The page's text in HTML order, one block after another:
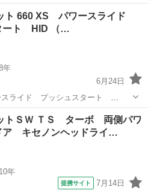
自営業の方 ２、パートを
自己破産等をされた方やローンが
車両
ト 660 XS パワースライド
ート HID （…
年
6月24日
ライド プッシュスタート
ハッチバック 軽自動車 本体価
格 588,000円 支払総額 700,000円 年式(初度登録年):2008(H...
法定
トＳＷ ＴＳ ターボ 両側パワ
ア キセノンヘッドライ…
年
提携サイト 7月14日